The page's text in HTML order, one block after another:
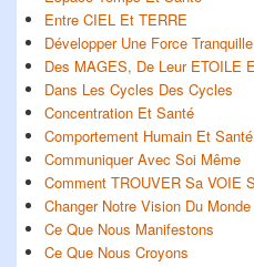
Entre CIEL Et TERRE
Développer Une Force Tranquille
Des MAGES, De Leur ETOILE
Dans Les Cycles Des Cycles
Concentration Et Santé
Comportement Humain Et Santé
Communiquer Avec Soi Même
Comment TROUVER Sa VOIE
Changer Notre Vision Du Monde
Ce Que Nous Manifestons
Ce Que Nous Croyons